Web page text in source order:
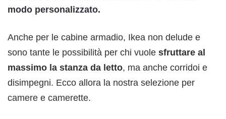
modo personalizzato.
Anche per le cabine armadio, Ikea non delude e
sono tante le possibilità per chi vuole sfruttare al
massimo la stanza da letto, ma anche corridoi e
disimpegni. Ecco allora la nostra selezione per
camere e camerette.